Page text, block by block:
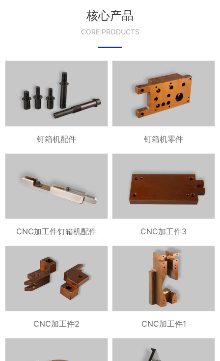
核心产品
CORE PRODUCTS
钉箱机配件 钉箱机零件
CNC加工件钉箱机配件 CNC加工件3
CNC加工件2 CNC加工件1